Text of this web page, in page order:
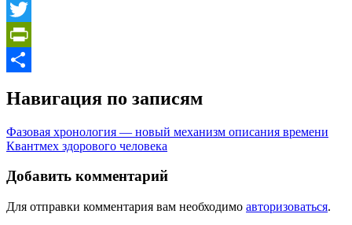
WhatsApp
Twitter
PrintFriendly
Навигация по записям
Фазовая хронология — новый механизм описания времени
Квантмех здорового человека
Добавить комментарий
Для отправки комментария вам необходимо авторизоваться.